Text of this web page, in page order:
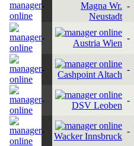
-
Magna Wr.
Neustadt
-
-
Austria Wien
-
-
Cashpoint Altach
-
-
DSV Leoben
-
-
Wacker Innsbruck
-